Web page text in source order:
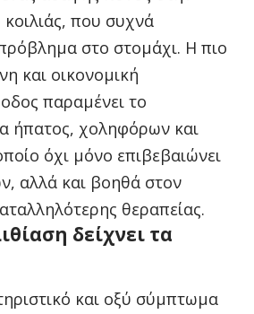
που συχνά
στο στομάχι. Η πιο
και οικονομική
παραμένει το
ήπατος, χοληφόρων και
όχι μόνο επιβεβαιώνει
αλλά και βοηθά στον
θεραπείας.
δείχνει τα
και οξύ σύμπτωμα